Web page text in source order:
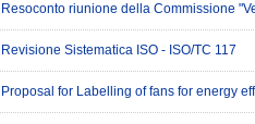
Resoconto riunione della Commissione
Revisione Sistematica ISO - ISO/TC 117
Proposal for Labelling of fans for energy